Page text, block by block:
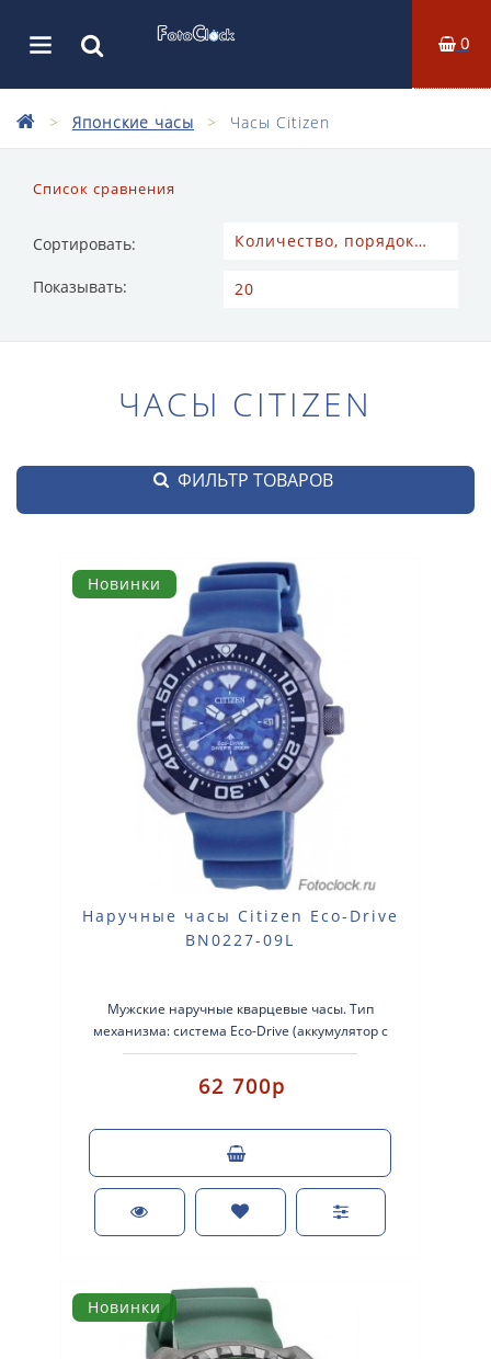
0
Японские часы Часы Citizen
Список сравнения
Сортировать:
Показывать:
ЧАСЫ CITIZEN
ФИЛЬТР ТОВАРОВ
Новинки
Наручные часы Citizen Eco-Drive
BN0227-09L
Мужские наручные кварцевые часы. Тип
механизма: система Eco-Drive (аккумулятор с
питанием от световой энергии). Корп..
62 700р
Новинки